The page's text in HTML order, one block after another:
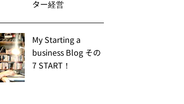
ター経営
My Starting a
business Blog その
7 START！